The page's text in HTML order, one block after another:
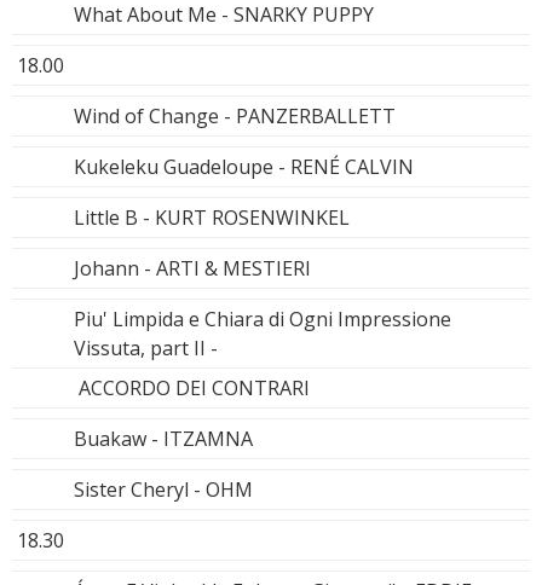
What About Me - SNARKY PUPPY
18.00
Wind of Change - PANZERBALLETT
Kukeleku Guadeloupe - RENÉ CALVIN
Little B - KURT ROSENWINKEL
Johann - ARTI & MESTIERI
Piu' Limpida e Chiara di Ogni Impressione
Vissuta, part II -
ACCORDO DEI CONTRARI
Buakaw - ITZAMNA
Sister Cheryl - OHM
18.30